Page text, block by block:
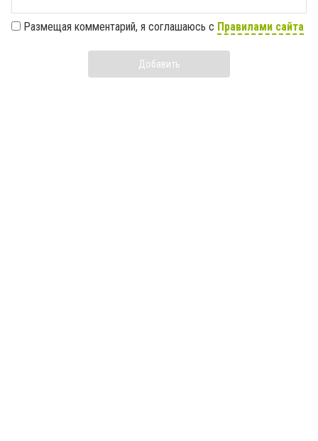
Размещая комментарий, я соглашаюсь с Правилами сайта
Добавить